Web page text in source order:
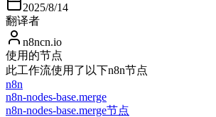
2025/8/14
翻译者
n8ncn.io
使用的节点
此工作流使用了以下n8n节点
n8n
n8n-nodes-base.merge
n8n-nodes-base.merge节点